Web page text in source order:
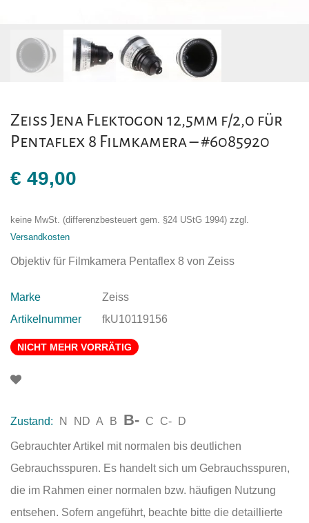
Zeiss Jena Flektogon 12,5mm f/2,0 für
Pentaflex 8 Filmkamera – #6085920
€ 49,00
keine MwSt. (differenzbesteuert gem. §24 UStG 1994) zzgl.
Versandkosten
Objektiv für Filmkamera Pentaflex 8 von Zeiss
Marke
Zeiss
Artikelnummer
fkU10119156
NICHT MEHR VORRÄTIG
Zustand: N ND A B B- C C- D
Gebrauchter Artikel mit normalen bis deutlichen
Gebrauchsspuren. Es handelt sich um Gebrauchsspuren,
die im Rahmen einer normalen bzw. häufigen Nutzung
entsehen. Sofern angeführt, beachte bitte die detaillierte